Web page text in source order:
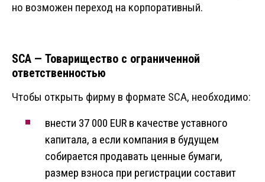
но возможен переход на корпоративный.
SCA — Товарищество с ограниченной
ответственностью
Чтобы открыть фирму в формате SCA, необходимо:
внести 37 000 EUR в качестве уставного
капитала, а если компания в будущем
собирается продавать ценные бумаги,
размер взноса при регистрации составит